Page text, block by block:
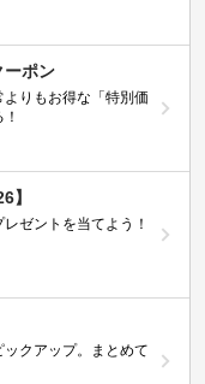
ーポン
りもお得な「特別価
】
ゼントを当てよう！
クアップ。まとめて